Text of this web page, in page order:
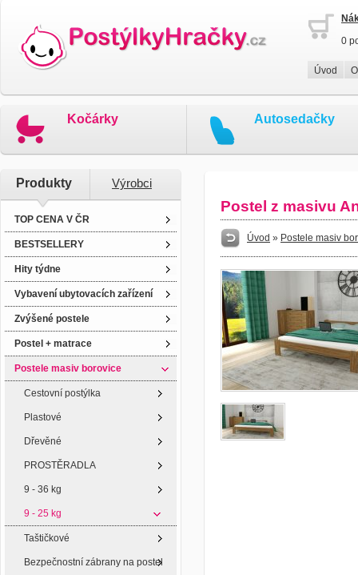
0
Úvod
Kočárky Autosedačky
Produkty Výrobci
TOP CENA V ČR
BESTSELLERY
Hity týdne
Vybavení ubytovacích zařízení
Zvýšené postele
Postel + matrace
Postele masiv borovice
Cestovní postýlka
Plastové
Dřevěné
PROSTĚRADLA
9 - 36 kg
9 - 25 kg
Taštičkové
Bezpečnostní zábrany na postel
Postel z masivu
Úvod » Postele masiv